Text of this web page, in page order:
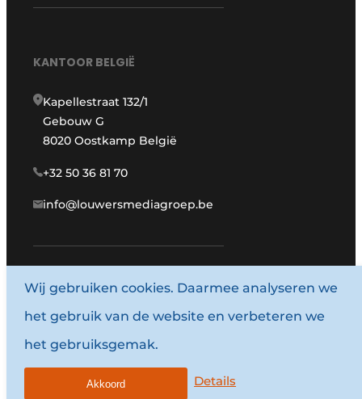
KANTOOR BELGIË
Kapellestraat 132/1
Gebouw G
8020 Oostkamp België
+32 50 36 81 70
info@louwersmediagroep.be
www.louwersmediagroep.com
© 1987 - 2026 Louwersmediagroep.
Algemene voorwaarden
Wij gebruiken cookies. Daarmee analyseren we
het gebruik van de website en verbeteren we
het gebruiksgemak.
Details
Akkoord